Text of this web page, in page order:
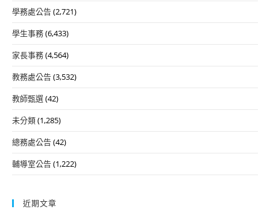
學務處公告(2,721)
學生事務(6,433)
家長事務(4,564)
教務處公告(3,532)
教師甄選(42)
未分類(1,285)
總務處公告(42)
輔導室公告(1,222)
近期文章